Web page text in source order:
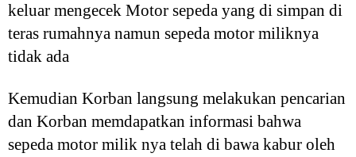
keluar mengecek Motor sepeda yang di simpan di
teras rumahnya namun sepeda motor miliknya
tidak ada
Kemudian Korban langsung melakukan pencarian
dan Korban memdapatkan informasi bahwa
sepeda motor milik nya telah di bawa kabur oleh